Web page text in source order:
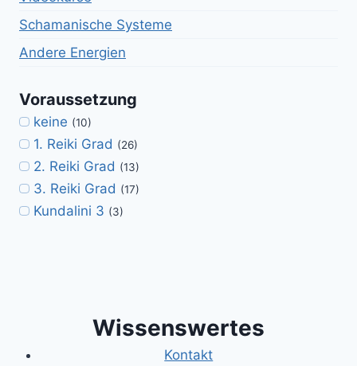
Schamanische Systeme
Andere Energien
Voraussetzung
keine (10)
1. Reiki Grad (26)
2. Reiki Grad (13)
3. Reiki Grad (17)
Kundalini 3 (3)
Wissenswertes
Kontakt